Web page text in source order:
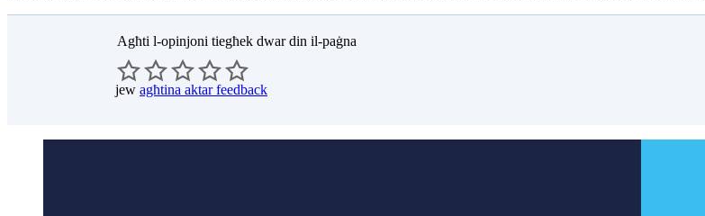
Agħti l-opinjoni tiegħek dwar din il-paġna
jew agħtina aktar feedback